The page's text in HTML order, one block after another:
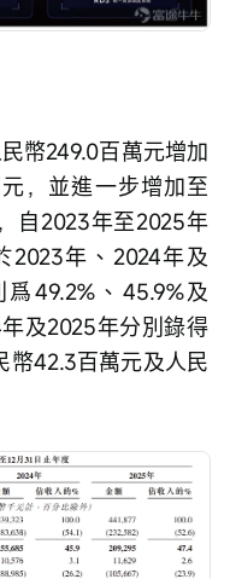
幣249.0百萬元增加
，並進一步增加至
自2023年至2025年
2023年、2024年及
49.2%、45.9%及
及2025年分別錄得
幣42.3百萬元及人民